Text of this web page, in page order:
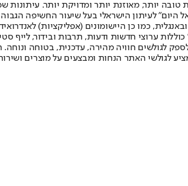
יותר, מאוזנת יותר ומדויקת יותר. עיתונות
המודפסת הראשונה פורסמה ב-30 ביולי 2007, וב-2010 הפך "ישראל היום"
ערוצי חדשות ודעות, תרבות ובידור, לייף
לספק לגולשים חוויה מהירה, עדכנית, בטוחה
לגולשי האתר הנחות ומבצעים על מוצרים